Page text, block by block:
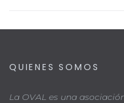
QUIENES SOMOS
La OVAL es una